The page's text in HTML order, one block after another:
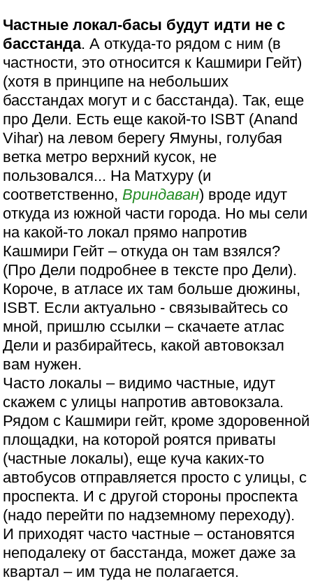
Частные локал-басы будут идти не с
басстанда. А откуда-то рядом с ним (в
частности, это относится к Кашмири Гейт)
(хотя в принципе на небольших
басстандах могут и с басстанда). Так, еще
про Дели. Есть еще какой-то ISBT (Anand
Vihar) на левом берегу Ямуны, голубая
ветка метро верхний кусок, не
пользовался... На Матхуру (и
соответственно, Вриндаван) вроде идут
откуда из южной части города. Но мы сели
на какой-то локал прямо напротив
Кашмири Гейт – откуда он там взялся?
(Про Дели подробнее в тексте про Дели).
Короче, в атласе их там больше дюжины,
ISBT. Если актуально - связывайтесь со
мной, пришлю ссылки – скачаете атлас
Дели и разбирайтесь, какой автовокзал
вам нужен.
Часто локалы – видимо частные, идут
скажем с улицы напротив автовокзала.
Рядом с Кашмири гейт, кроме здоровенной
площадки, на которой роятся приваты
(частные локалы), еще куча каких-то
автобусов отправляется просто с улицы, с
проспекта. И с другой стороны проспекта
(надо перейти по надземному переходу).
И приходят часто частные – остановятся
неподалеку от басстанда, может даже за
квартал – им туда не полагается.